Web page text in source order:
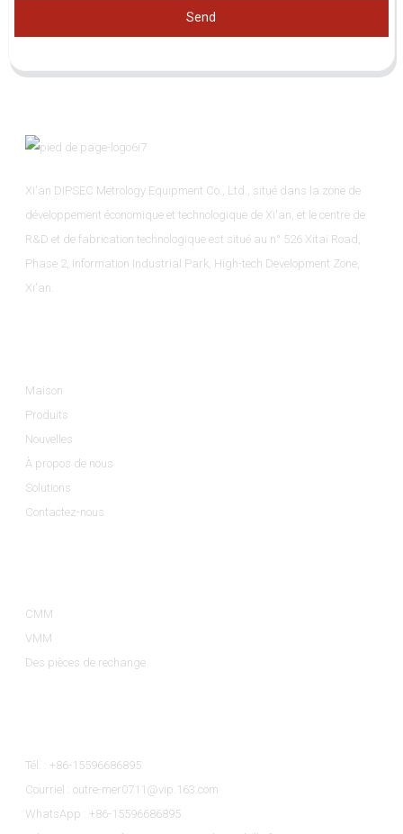
Send
Xi'an DIPSEC Metrology Equipment Co., Ltd., situé dans la zone de
développement économique et technologique de Xi'an, et le centre de
R&D et de fabrication technologique est situé au n° 526 Xitai Road,
Phase 2, Information Industrial Park, High-tech Development Zone,
Xi'an.
Maison
Produits
Nouvelles
À propos de nous
Solutions
Contactez-nous
CMM
VMM
Des pièces de rechange
Tél. : +86-15596686895
Courriel : outre-mer0711@vip.163.com
WhatsApp : +86-15596686895